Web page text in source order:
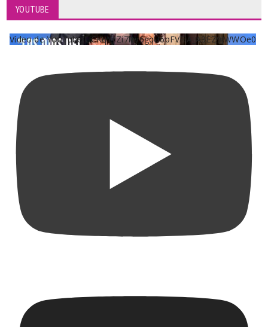
YOUTUBE
Vídeo de YouTube UCKqYjiZi7lzy6gqU6pFVFiA_A3EZ9JWWOe0